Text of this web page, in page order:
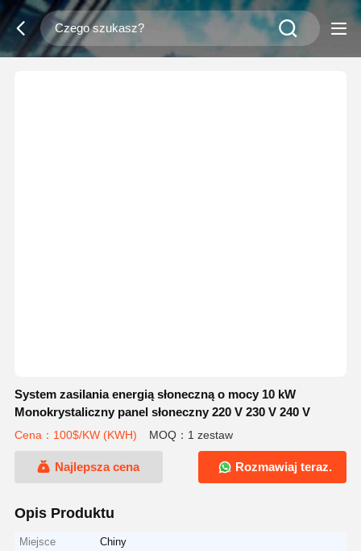
System zasilania energią słoneczną o mocy 10 kW
Monokrystaliczny panel słoneczny 220 V 230 V 240 V
Cena：100$/KW (KWH) MOQ：1 zestaw
Najlepsza cena Rozmawiaj teraz.
Opis Produktu
Miejsce
Chiny